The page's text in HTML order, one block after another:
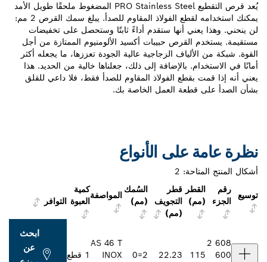
يُعد قرص التقطيع PRO Stainless Steel المضغوط ملحقًا طويل الأمد
يمكنك استخدامه لقطع الفولاذ المقاوم للصدأ. يبلغ سمك القرص 2 مم:
لن ينحني. وهذا يعني أنها ستقدم أداءً ثابتًا وستحصل على تخفيضات
مستقيمة. يستخدم القرص حبيبات أكسيد الألومنيوم الممتازة من أجل
القوة. شبكة من الألياف الزجاجية عالية الجودة تعززها، ما يجعله أكثر
أمانًا في الاستخدام. بالإضافة إلى ذلك، جعلناها خالية من الحديد. هذا
يعني أنه إذا قمت بقطع الفولاذ المقاوم للصدأ فقط، فلا داعي للقلق
بشأن الصدأ على قطعة العمل الخاصة بك.
نظرة عامة على الأنواع
أشكال المنتج المتاحة: 2
توسيع
رقم
الجزء
القطر
(مم)
قطر
التجويف
(مم)
السُمك
(مم)
المواصفة
كمية
العبوة التوافر
2 608
600
115
22.23
2=0
AS 46 T
INOX
1 قطع
ابحث
عن